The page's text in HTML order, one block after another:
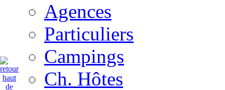
Agences
Particuliers
Campings
Ch. Hôtes